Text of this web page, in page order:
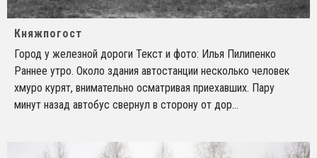
Княжпогост
Город у железной дороги Текст и фото: Илья Пилипенко
Раннее утро. Около здания автостанции несколько человек
хмуро курят, внимательно осматривая приехавших. Пару
минут назад автобус свернул в сторону от дор...